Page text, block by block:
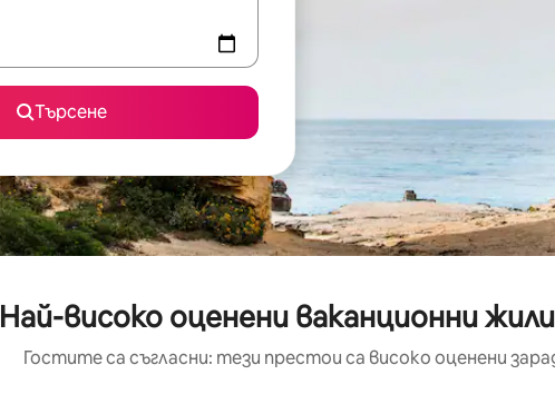
Търсене
Най-високо оценени ваканционни
Гостите са съгласни: тези престои са високо оценени